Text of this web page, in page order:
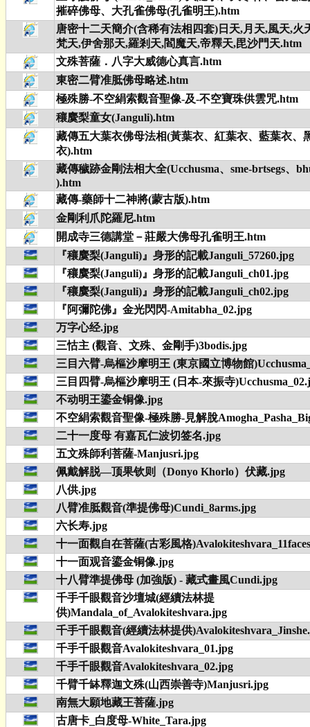
摧碎佛母、大孔雀佛母(孔雀明王).htm
唐密十二天簡介(含稀有法相四套)日天,月天,風天,火
梵天,伊舍那天,羅剎天,閻魔天,帝釋天,毘沙門天.htm
文殊菩薩．八字大威德心真言.htm
東密二臂准胝佛母略述.htm
極殊勝-不空絹索觀音聖像-及-不空寶珠供雲咒.htm
穰麌梨童女(Janguli).htm
藏傳五大葉衣佛母法相(黃葉衣、紅葉衣、藍葉衣、
衣).htm
藏傳穢跡金剛法相大全(Ucchusma、sme-brtsegs、
).htm
藏傳-藥師十二神將(蒙古版).htm
金剛利爪陀羅尼.htm
開成寺三德講堂－莊嚴大佛母孔雀明王.htm
『穰麌梨(Janguli)』身形的記載Janguli_57260.jpg
『穰麌梨(Janguli)』身形的記載Janguli_ch01.jpg
『穰麌梨(Janguli)』身形的記載Janguli_ch02.jpg
『阿彌陀佛』金光閃閃-Amitabha_02.jpg
万字心经.jpg
三怙主 (觀音、文殊、金剛手)3bodis.jpg
三目六臂-烏樞沙摩明王 (東京國立博物館
三目四臂-烏樞沙摩明王 (日本-來振寺
不动明王鎏金铜像.jpg
不空絹索觀音聖像-極殊勝-見解脫
二十一度母 有嘉瓦仁波切签名.jpg
五文殊師利菩薩-Manjusri.jpg
佩戴解脱—顶果钦则（Donyo Khorlo）伏藏.jpg
八供.jpg
八臂准胝觀音(準提佛母)Cundi_8arms.jpg
六长寿.jpg
十一面觀自在菩薩(古彩風格
十一面观音鎏金铜像.jpg
十八臂準提佛母 (加強版) - 藏式畫風Cundi.jpg
千手千眼觀音沙壇城(經續法林提
供)Mandala_of_Avalokiteshvara.jpg
千手千眼觀音(經續法林提供
千手千眼觀音Avalokiteshvara_01.jpg
千手千眼觀音Avalokiteshvara_02.jpg
千臂千缽釋迦文殊(山西崇善寺)Manjusri.jpg
南無大願地藏王菩薩.jpg
古唐卡_白度母-White_Tara.jpg